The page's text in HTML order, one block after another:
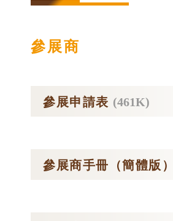
參展商
參展申請表 (461K)
參展商手冊（簡體版）